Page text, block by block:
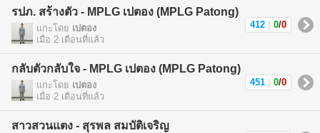
รปภ. สร้างตัว - MPLG เปตอง (MPLG Patong)
แกะโดย เปตอง
เมื่อ 2 เดือนที่แล้ว
412 0/0
กลับตัวกลับใจ - MPLG เปตอง (MPLG Patong)
แกะโดย เปตอง
เมื่อ 2 เดือนที่แล้ว
451 0/0
สาวสวนแตง - สุรพล สมบัติเจริญ